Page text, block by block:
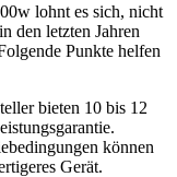
lohnt es sich, nicht
den letzten Jahren
Punkte helfen
bieten 10 bis 12
können
Gerät.